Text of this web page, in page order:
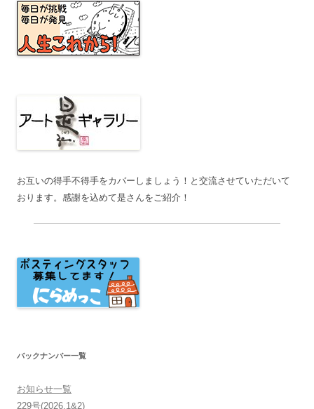
ョ
ン
お互いの得手不得手をカバーしましょう！と交流させていただいて
おります。感謝を込めて是さんをご紹介！
バックナンバー一覧
お知らせ一覧
229号(2026.1&2)